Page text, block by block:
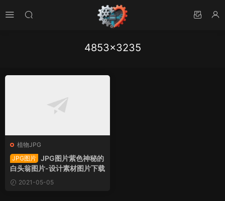
4853×3235
植物JPG
JPG图片 JPG图片紫色神秘的
白头翁图片-设计素材图片下载
2021-05-05